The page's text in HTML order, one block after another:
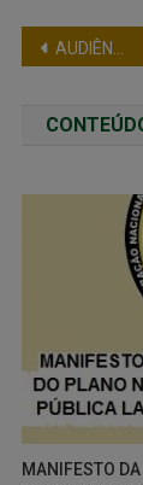
AUDIÊNCIA PÚBLICA NA COMISSÃO DE SEGURANÇA PÚBLICA E COMBATE AO CRIME ORGANIZADO
MANIFESTO